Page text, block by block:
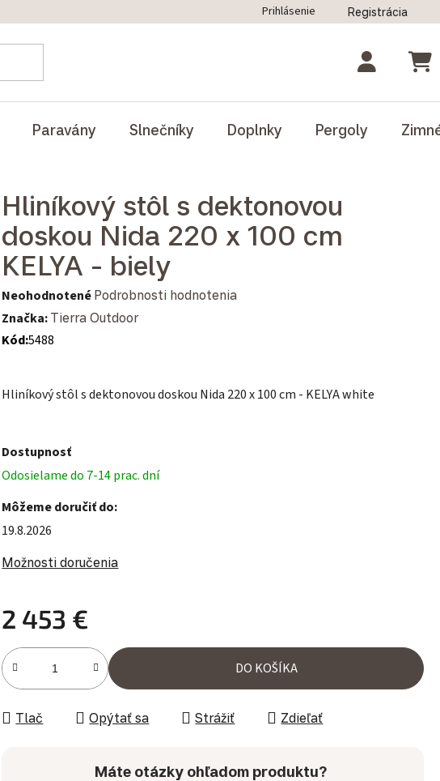
Odstúpenie od zmluvy
Prihlásenie Registrácia
Paravány Slnečníky Doplnky Pergoly
Hliníkový stôl s dektonovou
doskou Nida 220 x 100 cm
KELYA - biely
Priemerné hodnotenie produktu je 0,0 z 5 hviezdičiek.
Neohodnotené Podrobnosti hodnotenia
Značka: Tierra Outdoor
Kód:5488
Hliníkový stôl s dektonovou doskou Nida 220 x 100 cm - KELYA white
Dostupnosť
Odosielame do 7-14 prac. dní
Môžeme doručiť do:
19.8.2026
Možnosti doručenia
2 453 €
Jednotková cena:
DO KOŠÍKA
Tlač Opýtať sa Strážiť Zdieľať
Máte otázky ohľadom produktu?